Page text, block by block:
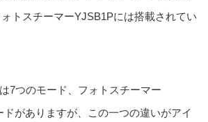
トスチーマーYJSB1Pには搭載されてい
7つのモード、フォトスチーマー
がありますが、この一つの違いがアイ